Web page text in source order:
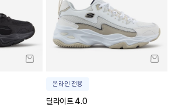
온라인 전용
딜라이트 4.0